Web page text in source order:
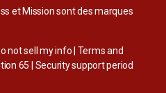
et Mission sont des marques
not sell my info| Terms and
65 | Security support period